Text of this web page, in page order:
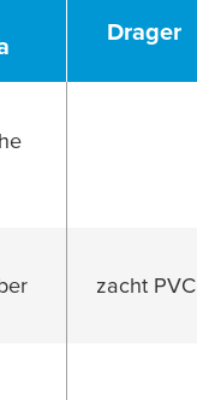
Drager
zacht PVC